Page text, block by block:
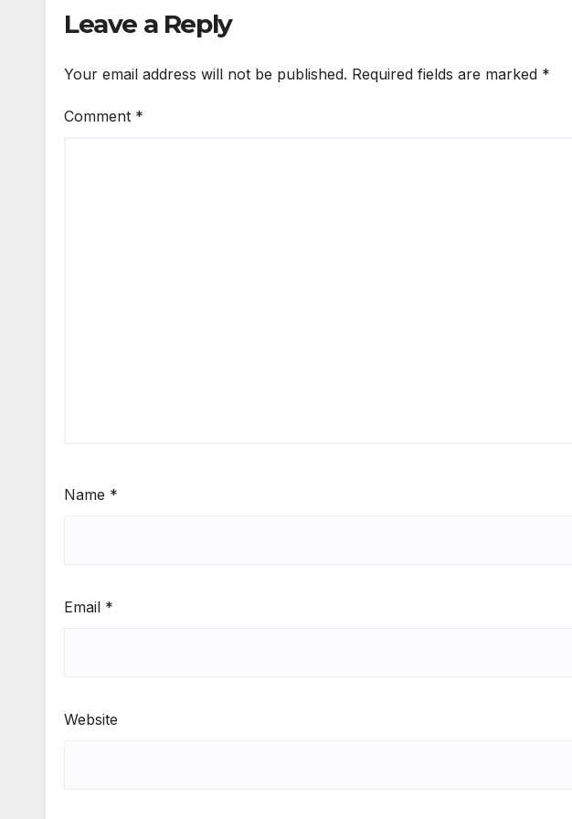
Leave a Reply
Your email address will not be published. Required fields are marked *
Comment *
Name *
Email *
Website